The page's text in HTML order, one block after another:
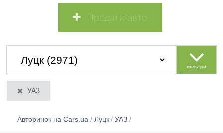
Продати авто
фільтри
УАЗ
Авторинок на Cars.ua / Луцк / УАЗ /